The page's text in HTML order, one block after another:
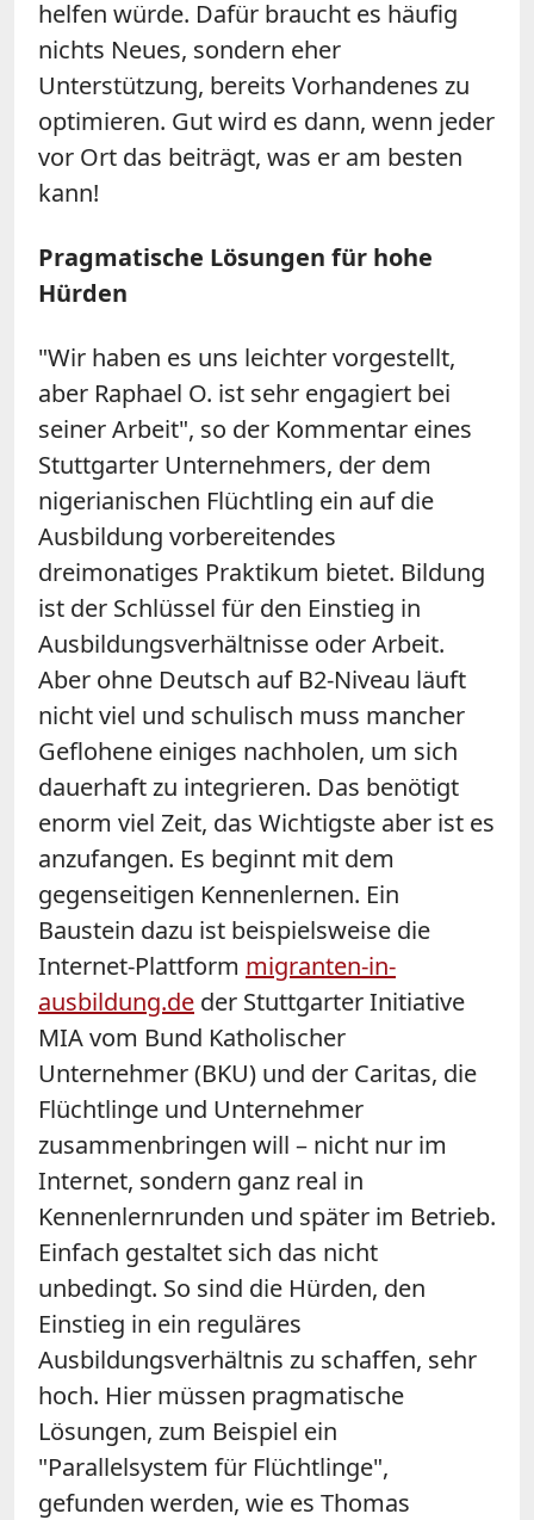
helfen würde. Dafür braucht es häufig
nichts Neues, sondern eher
Unterstützung, bereits Vorhandenes zu
optimieren. Gut wird es dann, wenn jeder
vor Ort das beiträgt, was er am besten
kann!
Pragmatische Lösungen für hohe
Hürden
"Wir haben es uns leichter vorgestellt,
aber Raphael O. ist sehr engagiert bei
seiner Arbeit", so der Kommentar eines
Stuttgarter Unternehmers, der dem
nigerianischen Flüchtling ein auf die
Ausbildung vorbereitendes
dreimonatiges Praktikum bietet. Bildung
ist der Schlüssel für den Einstieg in
Ausbildungsverhältnisse oder Arbeit.
Aber ohne Deutsch auf B2-Niveau läuft
nicht viel und schulisch muss mancher
Geflohene einiges nachholen, um sich
dauerhaft zu integrieren. Das benötigt
enorm viel Zeit, das Wichtigste aber ist es
anzufangen. Es beginnt mit dem
gegenseitigen Kennenlernen. Ein
Baustein dazu ist beispielsweise die
Internet-Plattform migranten-in-
ausbildung.de der Stuttgarter Initiative
MIA vom Bund Katholischer
Unternehmer (BKU) und der Caritas, die
Flüchtlinge und Unternehmer
zusammenbringen will – nicht nur im
Internet, sondern ganz real in
Kennenlernrunden und später im Betrieb.
Einfach gestaltet sich das nicht
unbedingt. So sind die Hürden, den
Einstieg in ein reguläres
Ausbildungsverhältnis zu schaffen, sehr
hoch. Hier müssen pragmatische
Lösungen, zum Beispiel ein
"Parallelsystem für Flüchtlinge",
gefunden werden, wie es Thomas